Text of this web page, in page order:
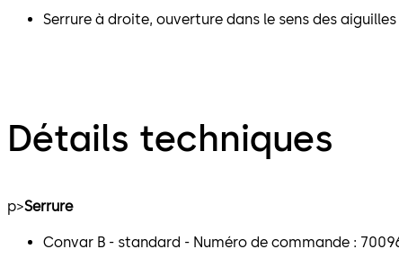
Serrure à droite, ouverture dans le sens des
Détails techniques
p>Serrure
Convar B - standard - Numéro de commande :